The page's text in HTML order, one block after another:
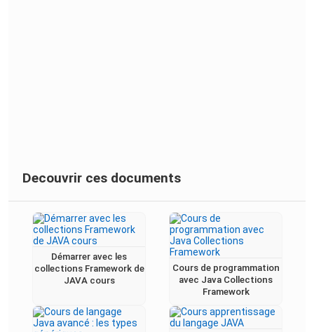
Decouvrir ces documents
Démarrer avec les
collections Framework de
JAVA cours
Cours de programmation
avec Java Collections
Framework